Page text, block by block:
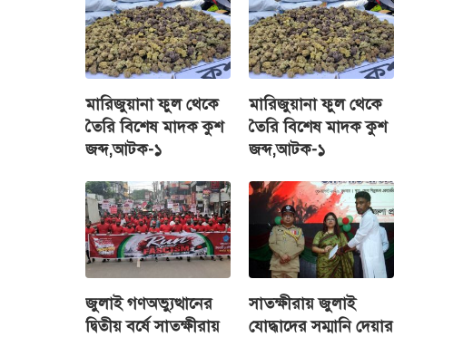
মারিজুয়ানা ফুল থেকে
তৈরি বিশেষ মাদক কুশ
জব্দ,আটক-১
মারিজুয়ানা ফুল থেকে
তৈরি বিশেষ মাদক কুশ
জব্দ,আটক-১
জুলাই গণঅভ্যুত্থানের
দ্বিতীয় বর্ষে সাতক্ষীরায়
সাতক্ষীরায় জুলাই
যোদ্ধাদের সম্মানি দেয়ার